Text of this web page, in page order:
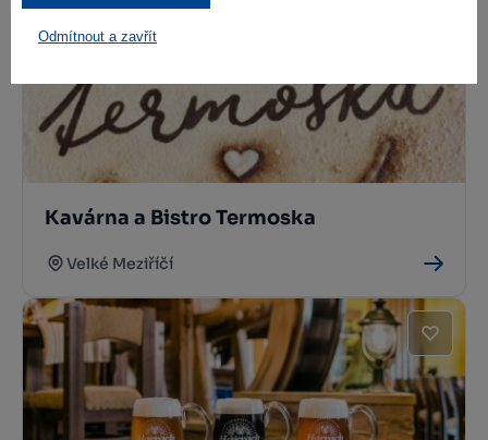
Odmítnout a zavřít
Kavárna a Bistro Termoska
Velké Meziříčí